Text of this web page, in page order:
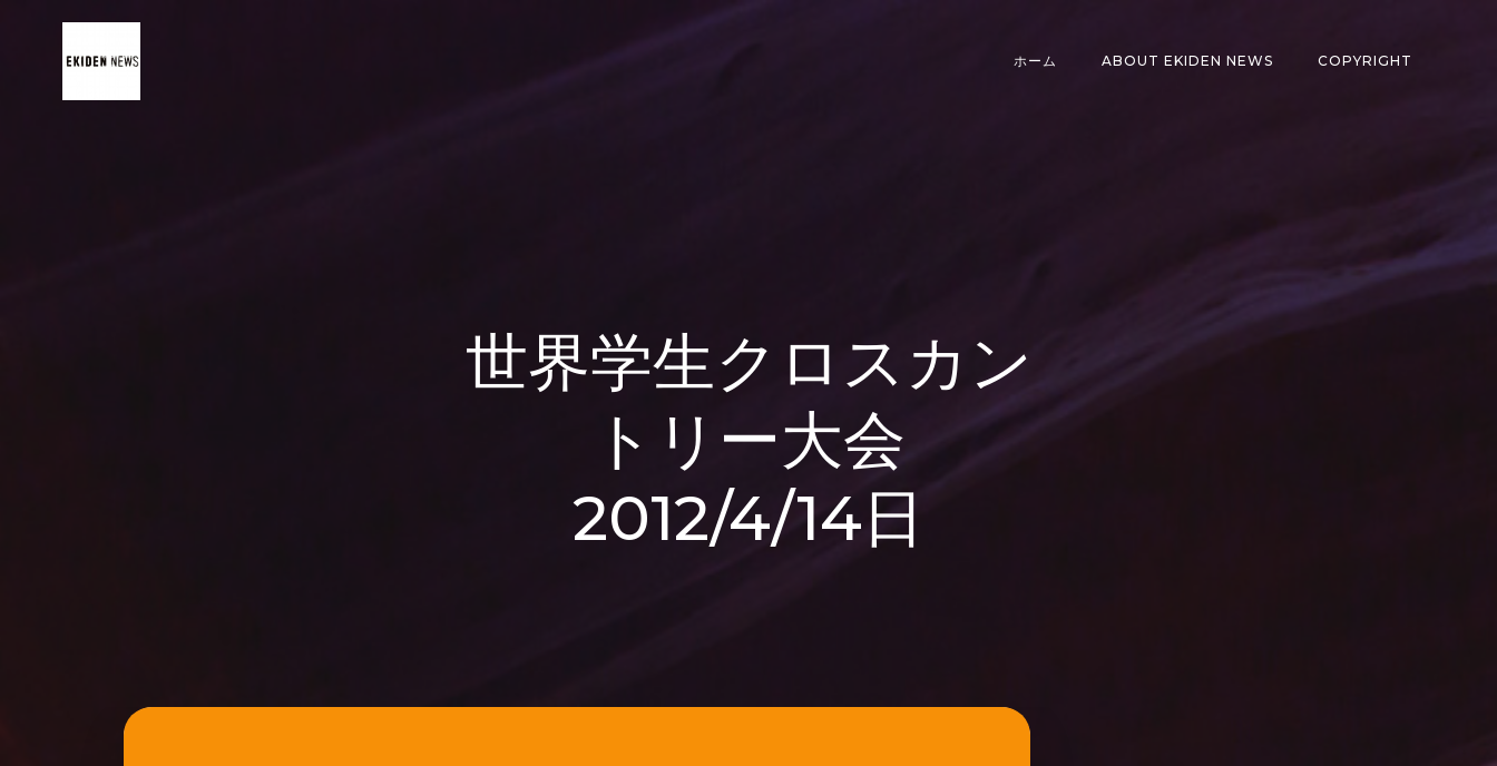
ホーム ABOUT EKIDEN NEWS COPYRIGHT
世界学生クロスカン
トリー大会
2012/4/14日